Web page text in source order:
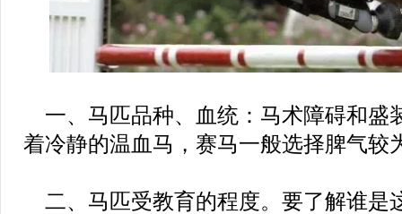
一、马匹品种、血统：马术障碍和盛
着冷静的温血马，赛马一般选择脾气较
二、马匹受教育的程度。要了解谁是